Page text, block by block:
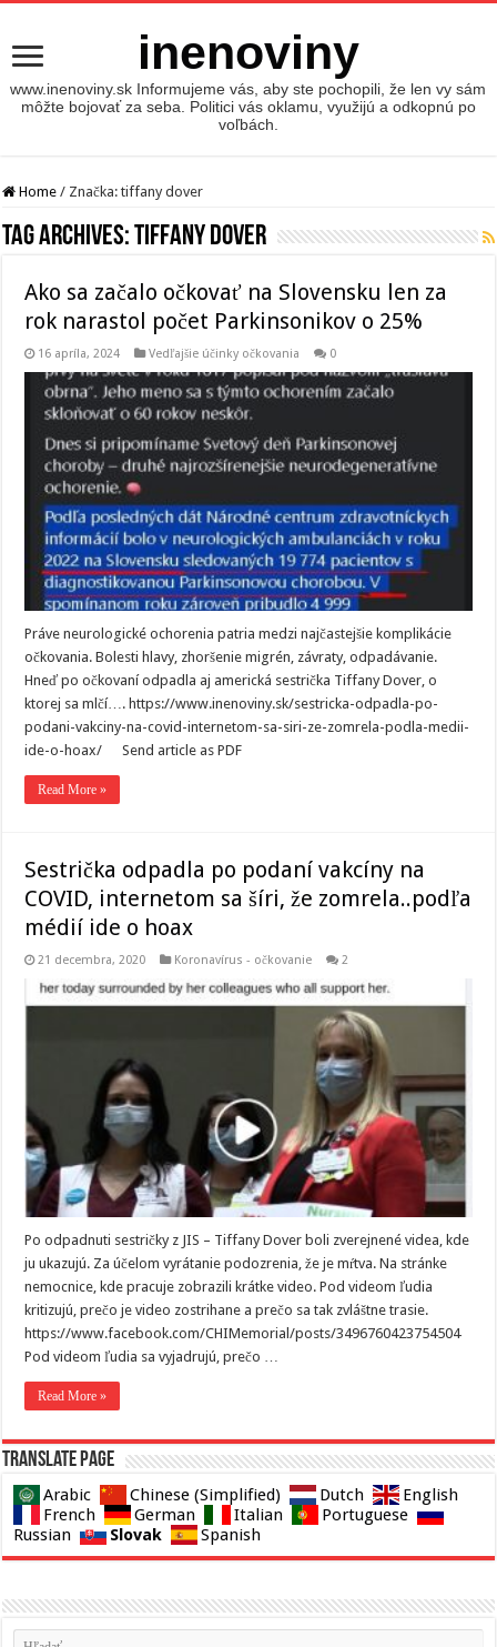
inenoviny
www.inenoviny.sk Informujeme vás, aby ste pochopili, že len vy sám
môžte bojovať za seba. Politici vás oklamu, využijú a odkopnú po
voľbách.
Home / Značka:tiffany dover
Tag Archives:tiffany dover
Ako sa začalo očkovať na Slovensku len za
rok narastol počet Parkinsonikov o 25%
16 apríla, 2024 Vedľajšie účinky očkovania 0
Práve neurologické ochorenia patria medzi najčastejšie komplikácie
očkovania. Bolesti hlavy, zhoršenie migrén, závraty, odpadávanie.
Hneď po očkovaní odpadla aj americká sestrička Tiffany Dover, o
ktorej sa mlčí…. https://www.inenoviny.sk/sestricka-odpadla-po-
podani-vakciny-na-covid-internetom-sa-siri-ze-zomrela-podla-medii-
ide-o-hoax/ Send article as PDF
Read More »
Sestrička odpadla po podaní vakcíny na
COVID, internetom sa šíri, že zomrela..podľa
médií ide o hoax
21 decembra, 2020 Koronavírus - očkovanie 2
Po odpadnuti sestričky z JIS – Tiffany Dover boli zverejnené videa, kde
ju ukazujú. Za účelom vyrátanie podozrenia, že je mŕtva. Na stránke
nemocnice, kde pracuje zobrazili krátke video. Pod videom ľudia
kritizujú, prečo je video zostrihane a prečo sa tak zvláštne trasie.
https://www.facebook.com/CHIMemorial/posts/3496760423754504
Pod videom ľudia sa vyjadrujú, prečo …
Read More »
Translate page
Arabic Chinese (Simplified) Dutch
English
French
German Italian
Portuguese
Russian
Slovak Spanish